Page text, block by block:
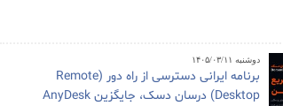
دوشنبه ۱۴۰۵/۰۳/۱۱
برنامه ایرانی دسترسی از راه دور (Remote
Desktop) درسان دسک، جایگزین AnyDesk